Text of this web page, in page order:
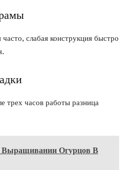
слабая конструкция быстро
трех часов работы разница
Огурцов В